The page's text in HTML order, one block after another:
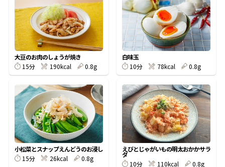
だし粉
商品情報一覧
おすすめサイト
大豆のお肉のしょうが焼き
15分
190kcal 0.8g
白味玉
10分
78kcal 0.8g
小松菜とスナップえんどうのお浸し
15分
26kcal 0.8g
えびとじゃがいもの明太おかかサラ
ダ
10分
110kcal 0.8g